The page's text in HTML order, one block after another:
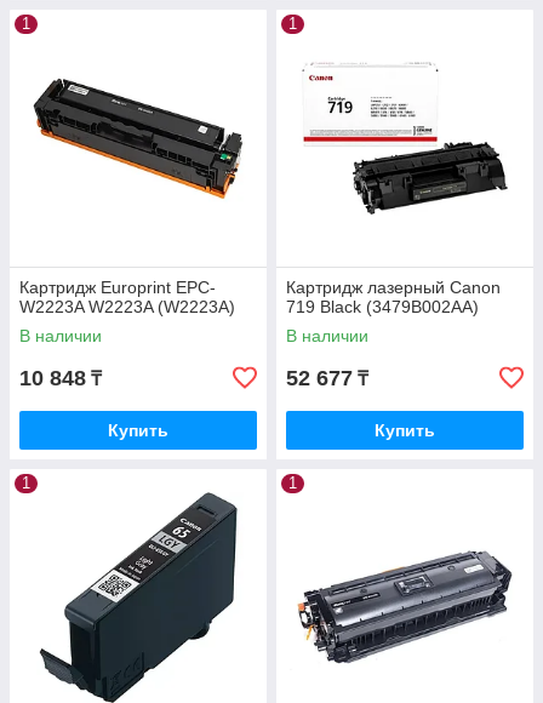
1
Картридж Europrint EPC-
W2223A W2223A (W2223A)
В наличии
10 848 ₸
Купить
1
Картридж лазерный Canon
719 Black (3479B002AA)
В наличии
52 677 ₸
Купить
1 1